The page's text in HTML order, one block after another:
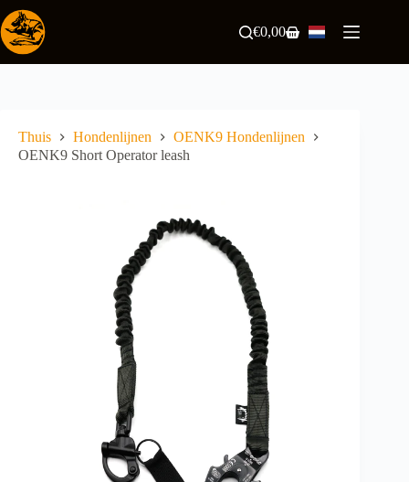
naar
de
inhoud
Winkelwagen
€0,00
Thuis Hondenlijnen
OENK9 Hondenlijnen
OENK9 Short Operator leash